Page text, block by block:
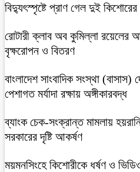
বিদ্যুৎস্পৃষ্টে প্রাণ গেল দুই কিশোরের
রোটারী ক্লাব অব কুমিল্লা রয়েলের
বৃক্ষরোপন ও বিতরণ
বাংলাদেশ সাংবাদিক সংস্থা (বাসাস)
পেশাগত মর্যাদা রক্ষায় অঙ্গীকারবদ্ধ
ব্যাংক চেক-সংক্রান্ত মামলায়
সরকারের দৃষ্টি আকর্ষণ
ময়মনসিংহে কিশোরীকে ধর্ষণ ও